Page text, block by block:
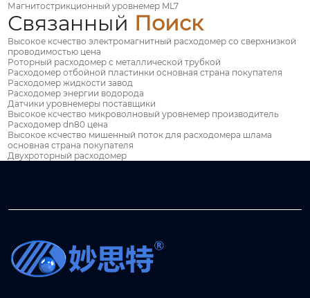
Магнитострикционный уровнемер ML7
Связанный Поиск
Высокое ксчество электромагнитный расходомер со сверхнизкой
проводимостью цена
Роторный расходомер с металлической трубкой
Расходомер отбойной пластинки основная страна покупателя
Расходомер жидкости завод
Расходомер энергии водорода
Датчики уровнемеры поставщики
Высокое ксчество микроволновый уровнемер производитель
Расходомер dn80 цена
Высокое ксчество мишенный поток для расходомера шлама
основная страна покупателя
Двухроторный расходомер